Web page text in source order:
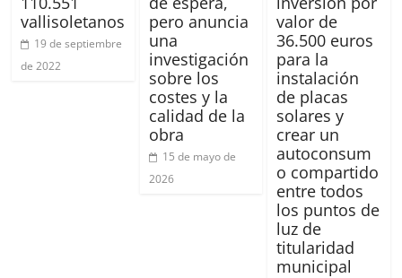
vallisoletanos
19 de septiembre
de 2022
pero anuncia
una
investigación
sobre los
costes y la
calidad de la
obra
15 de mayo de
2026
valor de
36.500 euros
para la
instalación
de placas
solares y
crear un
autoconsum
o compartido
entre todos
los puntos de
luz de
titularidad
municipal